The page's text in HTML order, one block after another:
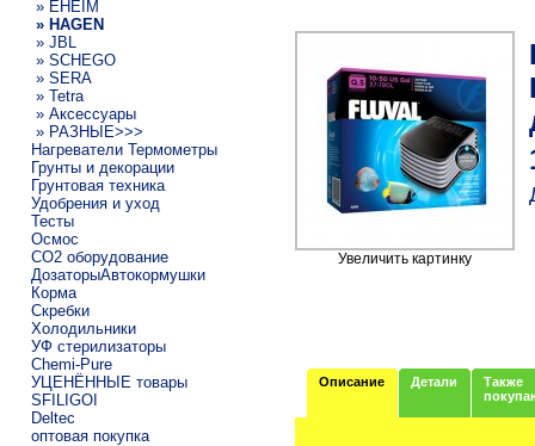
» EHEIM
» HAGEN
» JBL
» SCHEGO
» SERA
» Tetra
» Аксессуары
» РАЗНЫЕ>>>
Нагреватели Термометры
Грунты и декорации
Грунтовая техника
Удобрения и уход
Тесты
Осмос
CO2 оборудование
ДозаторыАвтокормушки
Корма
Скребки
Холодильники
УФ стерилизаторы
Chemi-Pure
УЦЕНЁННЫЕ товары
SFILIGOI
Deltec
оптовая покупка
Увеличить картинку
Описание Детали
Также